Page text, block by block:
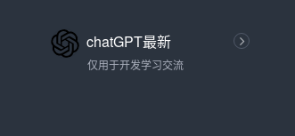
chatGPT最新
仅用于开发学习交流